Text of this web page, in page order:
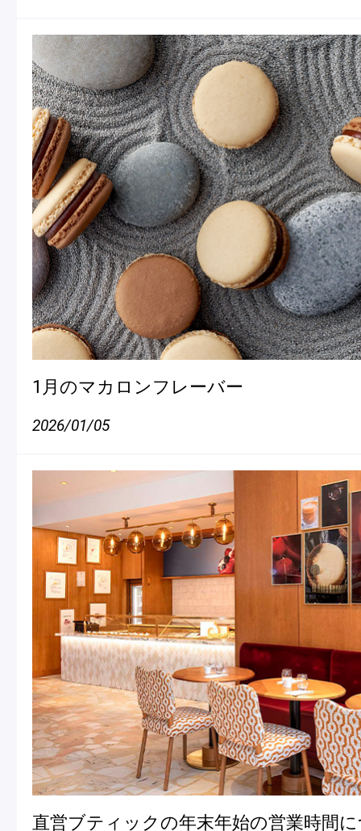
1月のマカロンフレーバー
2026/01/05
直営ブティックの年末年始の営業時間